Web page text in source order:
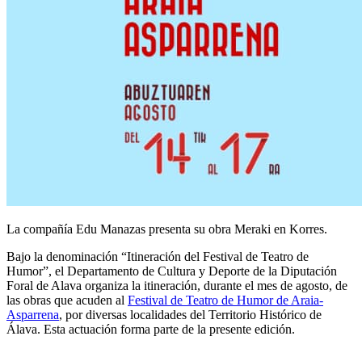
La compañía Edu Manazas presenta su obra Meraki en Korres.
Bajo la denominación “Itineración del Festival de Teatro de
Humor”, el Departamento de Cultura y Deporte de la Diputación
Foral de Alava organiza la itineración, durante el mes de agosto, de
las obras que acuden al Festival de Teatro de Humor de Araia-
Asparrena, por diversas localidades del Territorio Histórico de
Álava. Esta actuación forma parte de la presente edición.